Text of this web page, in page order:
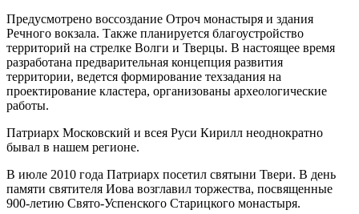
Предусмотрено воссоздание Отроч монастыря и здания
Речного вокзала. Также планируется благоустройство
территорий на стрелке Волги и Тверцы. В настоящее время
разработана предварительная концепция развития
территории, ведется формирование техзадания на
проектирование кластера, организованы археологические
работы.
Патриарх Московский и всея Руси Кирилл неоднократно
бывал в нашем регионе.
В июле 2010 года Патриарх посетил святыни Твери. В день
памяти святителя Иова возглавил торжества, посвященные
900-летию Свято-Успенского Старицкого монастыря.